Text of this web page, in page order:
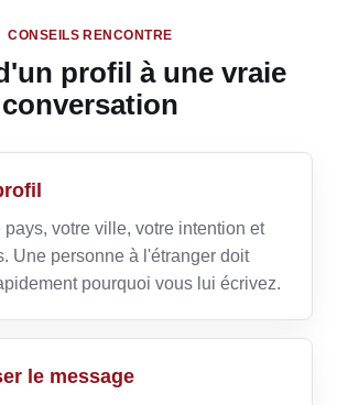
CONSEILS RENCONTRE
profil à une vraie
conversation
pays, votre ville, votre intention et
Une personne à l'étranger doit
pourquoi vous lui écrivez.
le message